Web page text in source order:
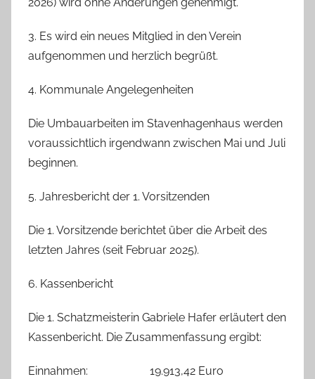
3. Es wird ein neues Mitglied in den Verein
aufgenommen und herzlich begrüßt.
4. Kommunale Angelegenheiten
Die Umbauarbeiten im Stavenhagenhaus werden
voraussichtlich irgendwann zwischen Mai und Juli
beginnen.
5. Jahresbericht der 1. Vorsitzenden
Die 1. Vorsitzende berichtet über die Arbeit des
letzten Jahres (seit Februar 2025).
6. Kassenbericht
Die 1. Schatzmeisterin Gabriele Hafer erläutert den
Kassenbericht. Die Zusammenfassung ergibt:
Einnahmen: 19.913,42 Euro